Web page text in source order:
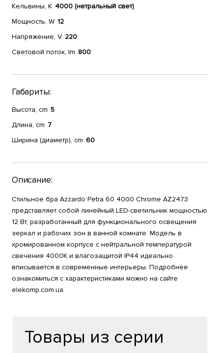
Кельвины, К 4000 (нетральный свет)
Мощность, W 12
Напряжение, V 220
Световой поток, lm 800
Габариты:
Высота, cm 5
Длина, cm 7
Ширина (диаметр), cm 60
Описание:
Стильное бра Azzardo Petra 60 4000 Chrome AZ2473
представляет собой линейный LED-светильник мощностью
12 Вт, разработанный для функционального освещения
зеркал и рабочих зон в ванной комнате. Модель в
хромированном корпусе с нейтральной температурой
свечения 4000K и влагозащитой IP44 идеально
вписывается в современные интерьеры. Подробнее
ознакомиться с характеристиками можно на сайте
elekomp.com.ua
Товары из серии